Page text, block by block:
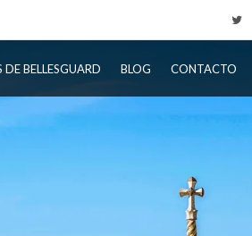
DE BELLESGUARD BLOG CONTACTO